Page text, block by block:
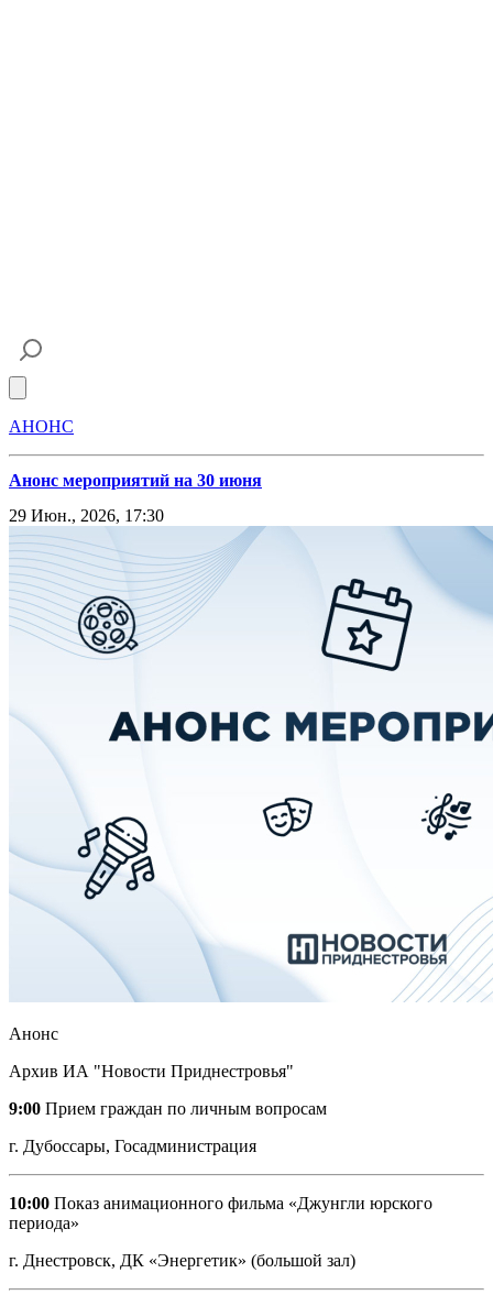
АНОНС
Анонс мероприятий на 30 июня
29 Июн., 2026, 17:30
Анонс
Архив ИА "Новости Приднестровья"
9:00 Прием граждан по личным вопросам
г. Дубоссары, Госадминистрация
10:00 Показ анимационного фильма «Джунгли юрского
периода»
г. Днестровск, ДК «Энергетик» (большой зал)